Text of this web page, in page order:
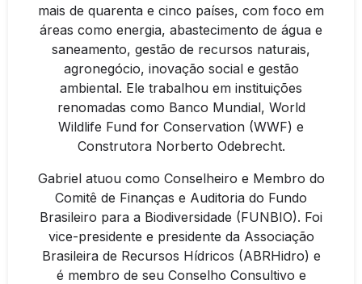
mais de quarenta e cinco países, com foco em
áreas como energia, abastecimento de água e
saneamento, gestão de recursos naturais,
agronegócio, inovação social e gestão
ambiental. Ele trabalhou em instituições
renomadas como Banco Mundial, World
Wildlife Fund for Conservation (WWF) e
Construtora Norberto Odebrecht.
Gabriel atuou como Conselheiro e Membro do
Comitê de Finanças e Auditoria do Fundo
Brasileiro para a Biodiversidade (FUNBIO). Foi
vice-presidente e presidente da Associação
Brasileira de Recursos Hídricos (ABRHidro) e
é membro de seu Conselho Consultivo e